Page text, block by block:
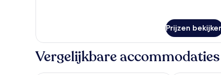
kamer,
roken
(Sakura
Prijzen
Vergelijkbare accommodaties